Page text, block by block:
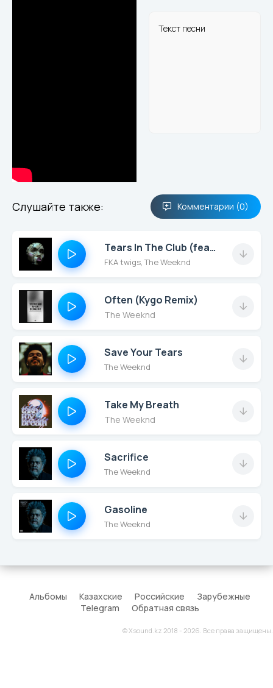
Текст песни
Слушайте также: Комментарии (0)
Tears In The Club (feat. The Weeknd)
FKA twigs, The Weeknd
Often (Kygo Remix)
The Weeknd
Save Your Tears
The Weeknd
Take My Breath
The Weeknd
Sacrifice
The Weeknd
Gasoline
The Weeknd
Альбомы Казахские Российские
Зарубежные
Telegram
Обратная связь
© Xsound.kz 2018 - 2026. Все права защищены.